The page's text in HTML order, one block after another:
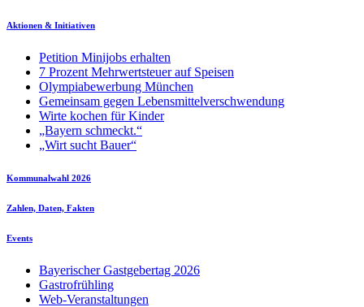
Aktionen & Initiativen
Petition Minijobs erhalten
7 Prozent Mehrwertsteuer auf Speisen
Olympiabewerbung München
Gemeinsam gegen Lebensmittelverschwendung
Wirte kochen für Kinder
„Bayern schmeckt.“
„Wirt sucht Bauer“
Kommunalwahl 2026
Zahlen, Daten, Fakten
Events
Bayerischer Gastgebertag 2026
Gastrofrühling
Web-Veranstaltungen